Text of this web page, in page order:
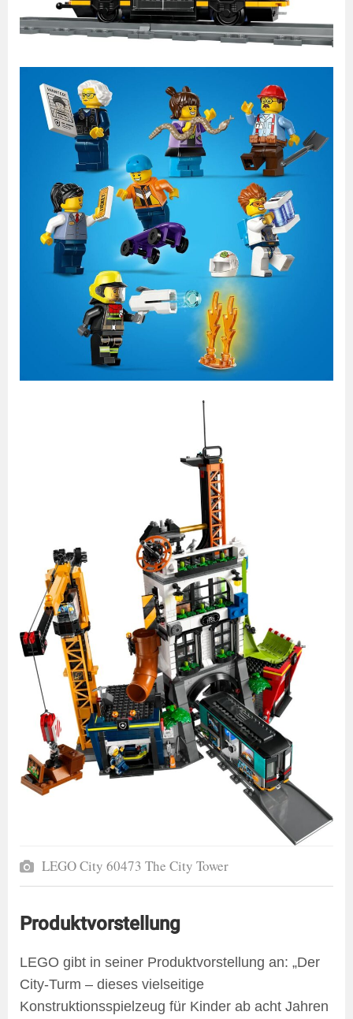
LEGO City 60473 The City Tower
Produktvorstellung
LEGO gibt in seiner Produktvorstellung an: „Der
City-Turm – dieses vielseitige
Konstruktionsspielzeug für Kinder ab acht Jahren